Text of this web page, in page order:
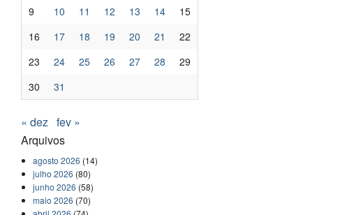
9
10 11 12 13 14
15
16
17 18 19 20 21
22
23
24 25 26 27 28
29
30
31
« dez fev »
Arquivos
agosto 2026 (14)
julho 2026 (80)
junho 2026 (58)
maio 2026 (70)